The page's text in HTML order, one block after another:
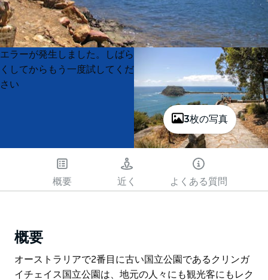
3枚の写真
Product
List
Product
List
エラーが発生しました。しばら
くしてからもう一度試してくだ
さい
概要 近く よくある質問
概要
オーストラリアで2番目に古い国立公園であるクリンガ
イチェイス国立公園は、地元の人々にも観光客にもレク